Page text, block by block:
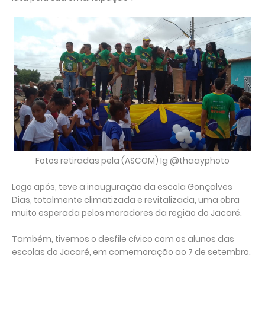
Fotos retiradas pela (ASCOM) Ig @thaayphoto
Logo após, teve a inauguração da escola Gonçalves
Dias, totalmente climatizada e revitalizada, uma obra
muito esperada pelos moradores da região do Jacaré.
Também, tivemos o desfile cívico com os alunos das
escolas do Jacaré, em comemoração ao 7 de setembro.